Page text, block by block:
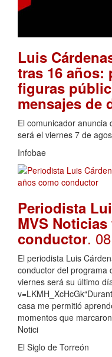
Luis
tras 16 años:
figuras
mensajes de
El comunicador anuncia
será el viernes 7 de
Infobae
Periodista
MVS
conductor.
El periodista Luis
conductor del programa
viernes será su último
casa me permitió
momentos que
Notici
El Siglo de Torreón